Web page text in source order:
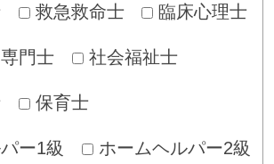
救急救命士 臨床心理士
門士 社会福祉士
保育士
ー1級 ホームヘルパー2級